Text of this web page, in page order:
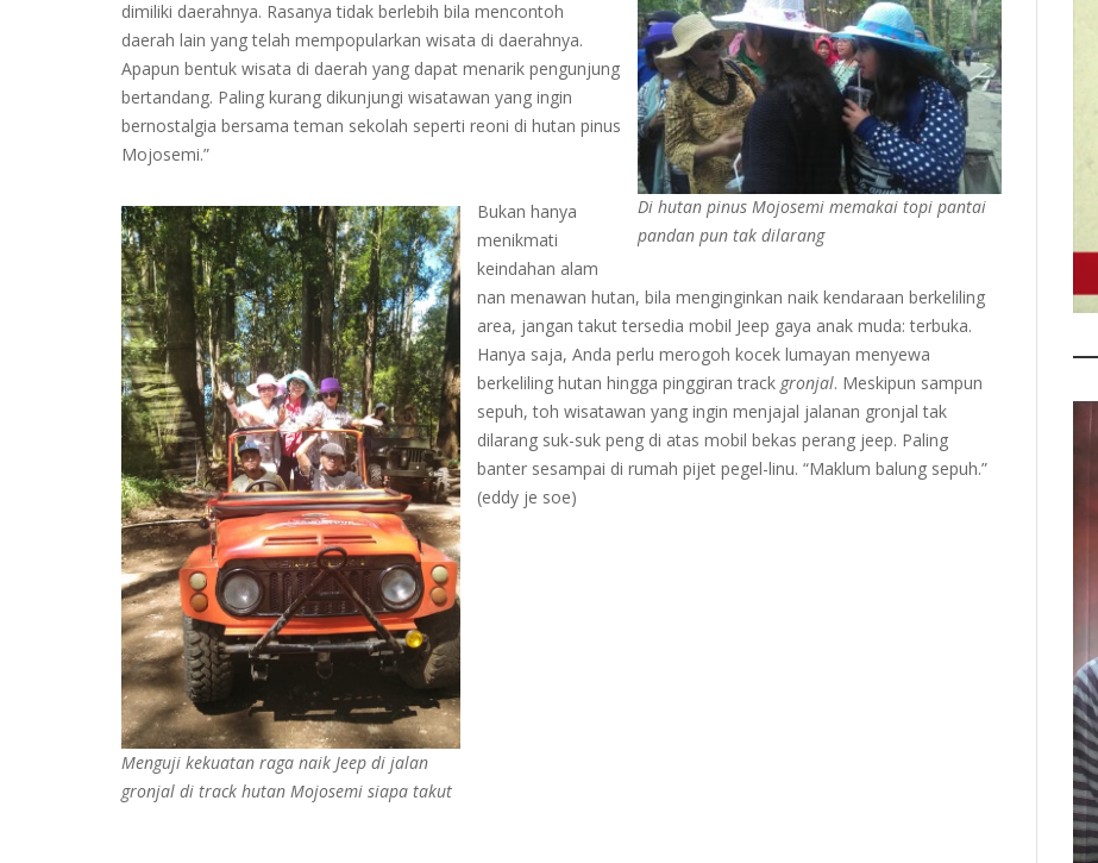
Di hutan pinus Mojosemi memakai topi pantai
pandan pun tak dilarang
dimiliki daerahnya. Rasanya tidak berlebih bila mencontoh
daerah lain yang telah mempopularkan wisata di daerahnya.
Apapun bentuk wisata di daerah yang dapat menarik pengunjung
bertandang. Paling kurang dikunjungi wisatawan yang ingin
bernostalgia bersama teman sekolah seperti reoni di hutan pinus
Mojosemi.”
Menguji kekuatan raga naik Jeep di jalan
gronjal di track hutan Mojosemi siapa takut
Bukan hanya
menikmati
keindahan alam
nan menawan hutan, bila menginginkan naik kendaraan berkeliling
area, jangan takut tersedia mobil Jeep gaya anak muda: terbuka.
Hanya saja, Anda perlu merogoh kocek lumayan menyewa
berkeliling hutan hingga pinggiran track gronjal. Meskipun sampun
sepuh, toh wisatawan yang ingin menjajal jalanan gronjal tak
dilarang suk-suk peng di atas mobil bekas perang jeep. Paling
banter sesampai di rumah pijet pegel-linu. “Maklum balung sepuh.”
(eddy je soe)